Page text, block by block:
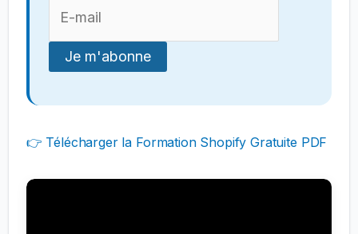
👉 Télécharger la Formation Shopify Gratuite PDF